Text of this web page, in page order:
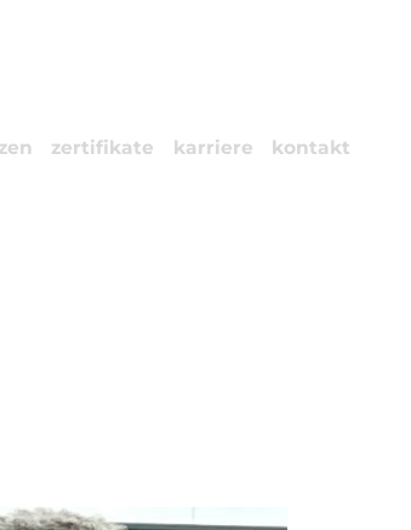
zertifikate karriere kontakt